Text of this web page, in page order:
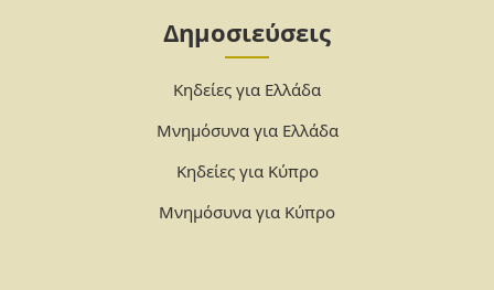
Δημοσιεύσεις
Κηδείες για Ελλάδα
Μνημόσυνα για Ελλάδα
Κηδείες για Κύπρο
Μνημόσυνα για Κύπρο